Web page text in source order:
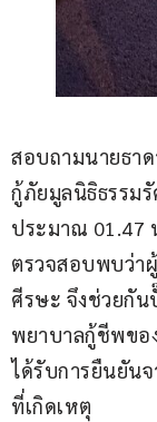
สอบถามนายธา
กู้ภัยมูลนิธิธรรม
ประมาณ 01.47
ตรวจสอบพบว่า
ศีรษะ จึงช่วยกัน
พยาบาลกู้ชีพขอ
ได้รับการยืนยัน
ที่เกิดเหตุ